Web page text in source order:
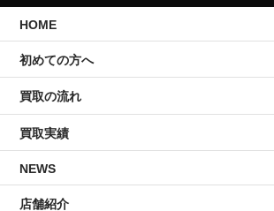
HOME
初めての方へ
買取の流れ
買取実績
NEWS
店舗紹介